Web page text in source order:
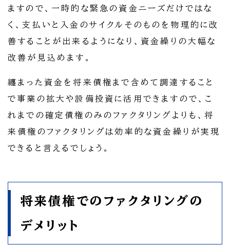
ますので、一時的な緊急の資金ニーズだけではな
く、支払いと入金のサイクルそのものを物理的に改
善することが出来るようになり、資金繰りの大幅な
改善が見込めます。
纏まった資金を将来債権まで含めて調達すること
で事業の拡大や設備投資に活用できますので、こ
れまでの確定債権のみのファクタリングよりも、将
来債権のファクタリングは効率的な資金繰りが実現
できると言えるでしょう。
将来債権でのファクタリングの
デメリット